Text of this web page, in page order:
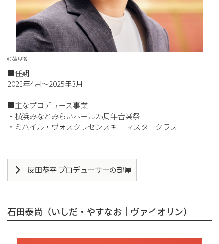
©蓮見徹
■任期
2023年4月～2025年3月
■主なプロデュース事業
・横浜みなとみらいホール25周年音楽祭
・ミハイル・ヴォスクレセンスキー マスタークラス
反田恭平 プロデューサーの部屋
石田泰尚（いしだ・やすなお｜ヴァイオリン）